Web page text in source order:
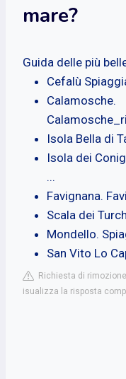
mare?
Guida delle più
Cefalù
Calamosche.
Isola Bella di
Isola dei
...
Favignana.
Scala dei
Mondello.
San Vito Lo
Richiesta di
isualizza la risposta